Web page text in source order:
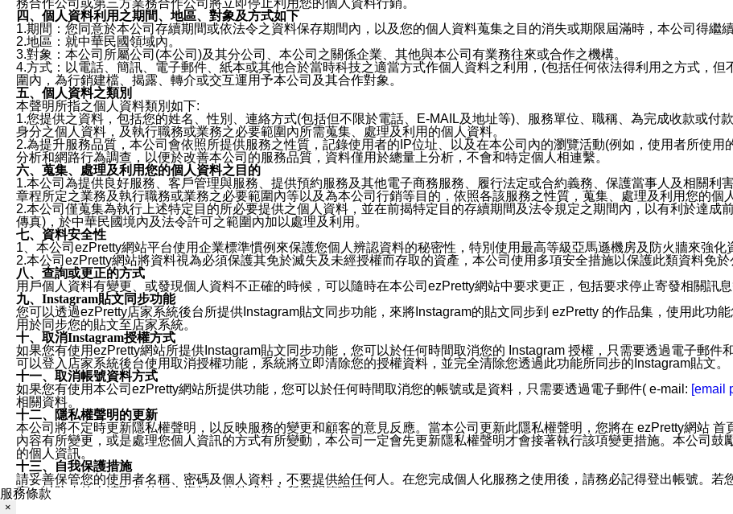
四、個人資料利用之期間、地區、對象及方式如下
1.期間：您同意於本公司存續期間或依法令之資料保存期間內，以及您的個人資料蒐集之目的消失或期限屆滿時，本公司得繼
2.地區：就中華民國領域內。
3.對象：本公司所屬公司(本公司)及其分公司、本公司之關係企業、其他與本公司有業務往來或合作之機構。
4.方式：以電話、簡訊、電子郵件、紙本或其他合於當時科技之適當方式作個人資料之利用，(包括任何依法得利用之方式，
圍內，為行銷建檔、揭露、轉介或交互運用予本公司及其合作對象。
五、個人資料之類別
本聲明所指之個人資料類別如下:
1.您提供之資料，包括您的姓名、性別、連絡方式(包括但不限於電話、E-MAIL及地址等)、服務單位、職稱、為完成收款或付
身分之個人資料，及執行職務或業務之必要範圍內所需蒐集、處理及利用的個人資料。
2.為提升服務品質，本公司會依照所提供服務之性質，記錄使用者的IP位址、以及在本公司內的瀏覽活動(例如，使用者所使
分析和網路行為調查，以便於改善本公司的服務品質，資料僅用於總量上分析，不會和特定個人相連繫。
六、蒐集、處理及利用您的個人資料之目的
1.本公司為提供良好服務、客戶管理與服務、提供預約服務及其他電子商務服務、履行法定或合約義務、保護當事人及相關利
章程所定之業務及執行職務或業務之必要範圍內等以及為本公司行銷等目的，依照各該服務之性質，蒐集、處理及利用您的個
2.本公司僅蒐集為執行上述特定目的所必要提供之個人資料，並在前揭特定目的存續期間及法令規定之期間內，以有利於達成
傳真)，於中華民國境內及法令許可之範圍內加以處理及利用。
七、資料安全性
1、本公司ezPretty網站平台使用企業標準慣例來保護您個人辨認資料的秘密性，特別使用最高等級亞馬遜機房及防火牆來強化
2.本公司ezPretty網站將資料視為必須保護其免於滅失及未經授權而存取的資產，本公司使用多項安全措施以保護此類資料免於
八、查詢或更正的方式
用戶個人資料有變更、或發現個人資料不正確的時候，可以隨時在本公司ezPretty網站中要求更正，包括要求停止寄發相關訊息
九、Instagram貼文同步功能
您可以透過ezPretty店家系統後台所提供Instagram貼文同步功能，來將Instagram的貼文同步到 ezPretty 的作品集，使用此功
用於同步您的貼文至店家系統。
十、取消Instagram授權方式
如果您有使用ezPretty網站所提供Instagram貼文同步功能，您可以於任何時間取消您的 Instagram 授權，只需要透過電子郵
可以登入店家系統後台使用取消授權功能，系統將立即清除您的授權資料，並完全清除您透過此功能所同步的Instagram貼文。
十一、取消帳號資料方式
如果您有使用本公司ezPretty網站所提供功能，您可以於任何時間取消您的帳號或是資料，只需要透過電子郵件( e-mail: [email
相關資料。
十二、隱私權聲明的更新
本公司將不定時更新隱私權聲明，以反映服務的變更和顧客的意見反應。當本公司更新此隱私權聲明，您將在 ezPretty網站
內容有所變更，或是處理您個人資訊的方式有所變動，本公司一定會先更新隱私權聲明才會接著執行該項變更措施。本公司
的個人資訊。
十三、自我保護措施
請妥善保管您的使用者名稱、密碼及個人資料，不要提供給任何人。在您完成個人化服務之使用後，請務必記得登出帳號。
窗，以防止他人讀取您的個人資料、信件或進入所機關管理區。
服務條款
×